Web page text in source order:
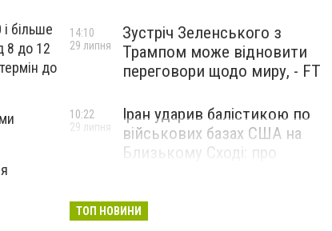
більше
8 до 12
до
Зустріч Зеленського з
Трампом може відновити
переговори щодо миру, - FT
14:10
29 липня
Іран ударив балістикою по
військових базах США на
Близькому Сході: про
10:22
29 липня
ТОП НОВИНИ